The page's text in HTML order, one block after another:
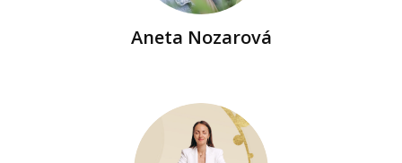
Aneta Nozarová